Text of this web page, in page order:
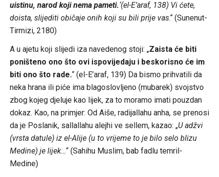
uistinu, narod koji nema pameti.‘(el-E’araf, 138) Vi ćete,
doista, slijediti običaje onih koji su bili prije vas.“ (Sunenut-
Tirmizi, 2180)
A u ajetu koji slijedi iza navedenog stoji: „Zaista će biti
poništeno ono što ovi ispovijedaju i beskorisno će im
biti ono što rade.“ (el-E’araf, 139) Da bismo prihvatili da
neka hrana ili piće ima blagoslovljeno (mubarek) svojstvo
zbog kojeg djeluje kao lijek, za to moramo imati pouzdan
dokaz. Kao, na primjer: Od Aiše, radijallahu anha, se prenosi
da je Poslanik, sallallahu alejhi ve sellem, kazao: „U adžvi
(vrsta datule) iz el-Alije (u to vrijeme to je bilo selo blizu
Medine) je lijek…“ (Sahihu Muslim, bab fadlu temril-
Medine)